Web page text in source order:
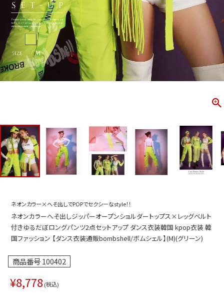
CONTENTS
ス
ス
アップ
ース
インワン／サロペット
ード
ブラ・ニップレス
PICKUP
新作
トップス
ボトムス
ルームウ
オールイ
ネオンカラー×へそ出しでPOPでセクシーなstyle！！
ネオンカラーへそ出しジッパーオープンショルダートップス×レッグベルト
付きゆるだぼロングパンツ2点セットアップ ダンス衣装韓国 kpop衣装 韓
国ファッション 【ダンス衣装通販bombshell/ボムシェル】(M)(グリーン)
商品番号100402
¥8,778 税込